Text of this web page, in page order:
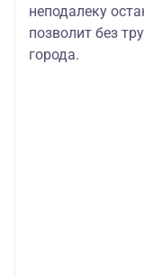
неподалеку
позволит без
города.